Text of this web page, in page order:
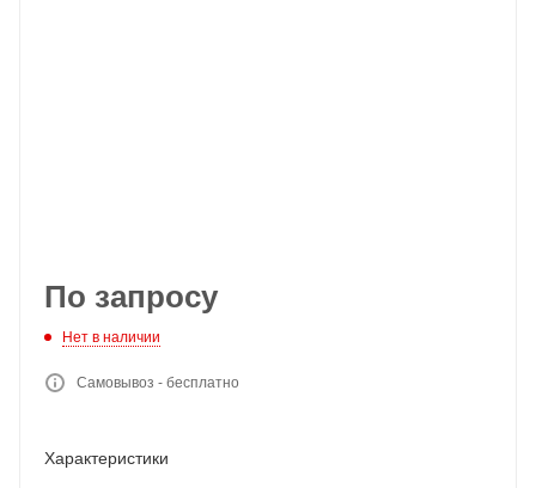
По запросу
Нет в наличии
Самовывоз - бесплатно
Характеристики